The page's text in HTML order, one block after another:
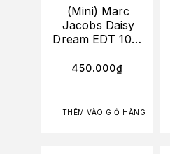
THÊM VÀO GIỎ HÀNG
(Mini) Marc
Jacobs Daisy
Dream EDT 10ml
450.000₫